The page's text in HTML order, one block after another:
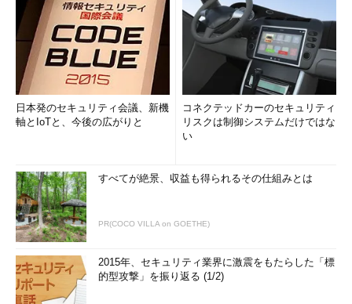
日本発のセキュリティ会議、新機
軸とIoTと、今後の広がりと
コネクテッドカーのセキュリティ
リスクは制御システムだけではな
い
すべてが絶景、収益も得られるその仕組みとは
PR(COCO VILLA on GOETHE)
2015年、セキュリティ業界に激震をもたらした「標
的型攻撃」を振り返る (1/2)